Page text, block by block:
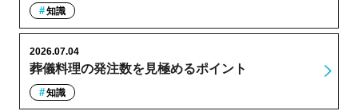
知識
葬儀料理の発注数を見極めるポイント
2026.07.04
知識